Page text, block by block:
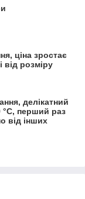
ціна зростає
від розміру
делікатний
перший раз
від інших